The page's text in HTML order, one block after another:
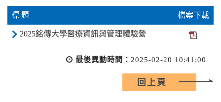
標 題 檔案下載
2025銘傳大學醫療資訊與管理體驗營
最後異動時間： 2025-02-20 10:41:00
回上頁